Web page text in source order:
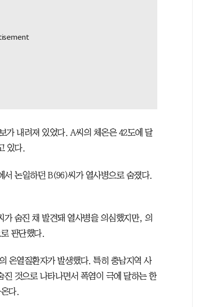
가 내려져 있었다. A씨의 체온은 42도에 달
있다.
서 논일하던 B(96)씨가 열사병으로 숨졌다.
숨진 채 발견돼 열사병을 의심했지만, 의
판단했다.
온열질환자가 발생했다. 특히 충남지역 사
것으로 나타나면서 폭염이 극에 달하는 한
다.